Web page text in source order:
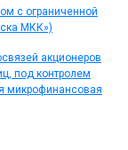
с ограниченной
МКК»)
акционеров
под контролем
микрофинансовая